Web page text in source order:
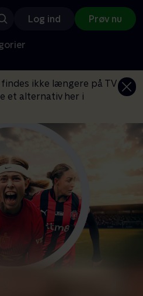
Log ind Prøv nu
ikke længere på TV
et alternativ her i